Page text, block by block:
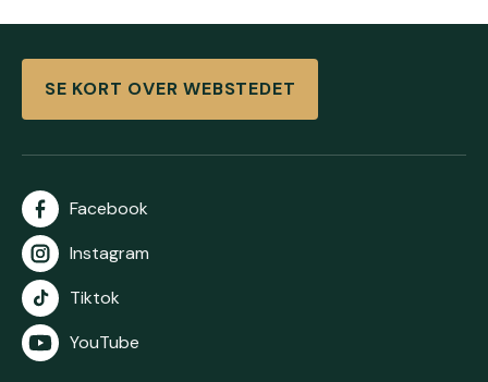
SE KORT OVER WEBSTEDET
Facebook
Instagram
Tiktok
YouTube